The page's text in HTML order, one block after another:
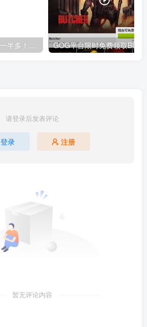
优惠寄快递最高便宜一半多！白鸽惠递
请登录后发表评论
登录 注册
暂无评论内容